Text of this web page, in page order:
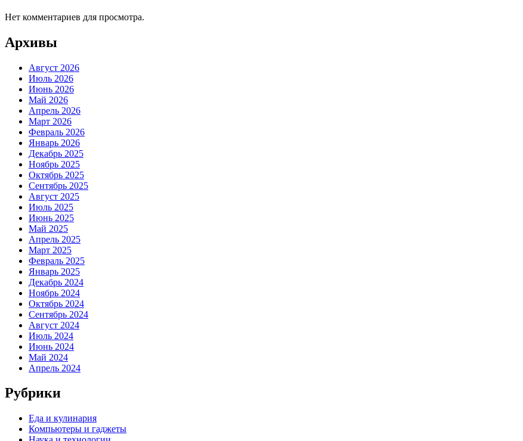
Нет комментариев для просмотра.
Архивы
Август 2026
Июль 2026
Июнь 2026
Май 2026
Апрель 2026
Март 2026
Февраль 2026
Январь 2026
Декабрь 2025
Ноябрь 2025
Октябрь 2025
Сентябрь 2025
Август 2025
Июль 2025
Июнь 2025
Май 2025
Апрель 2025
Март 2025
Февраль 2025
Январь 2025
Декабрь 2024
Ноябрь 2024
Октябрь 2024
Сентябрь 2024
Август 2024
Июль 2024
Июнь 2024
Май 2024
Апрель 2024
Рубрики
Еда и кулинария
Компьютеры и гаджеты